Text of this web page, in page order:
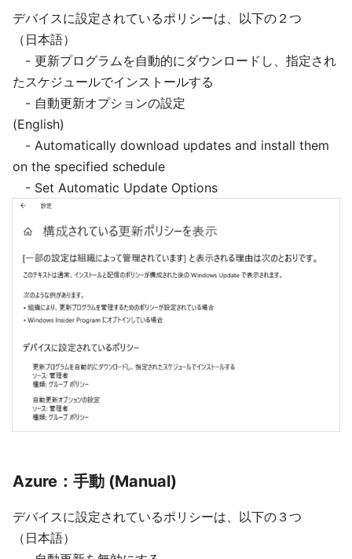
デバイスに設定されているポリシーは、以下の２つ
（日本語）
- 更新プログラムを自動的にダウンロードし、指定され
たスケジュールでインストールする
- 自動更新オプションの設定
(English)
- Automatically download updates and install them
on the specified schedule
- Set Automatic Update Options
Azure：手動 (Manual)
デバイスに設定されているポリシーは、以下の３つ
（日本語）